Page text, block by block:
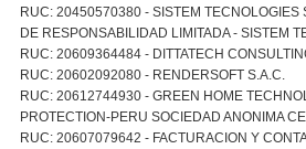
RUC: 20450570380 - SISTEM TECNOLOGIES
DE RESPONSABILIDAD LIMITADA - SISTEM
RUC: 20609364484 - DITTATECH
RUC: 20602092080 - RENDERSOFT S.A.C.
RUC: 20612744930 - GREEN HOME
PROTECTION-PERU SOCIEDAD ANONIMA
RUC: 20607079642 - FACTURACION Y